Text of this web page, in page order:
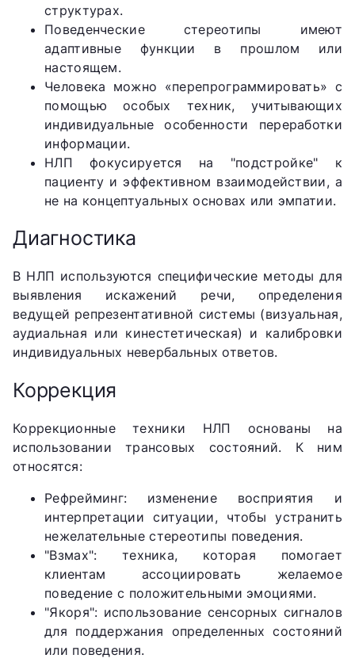
структурах.
Поведенческие стереотипы имеют
адаптивные функции в прошлом или
настоящем.
Человека можно «перепрограммировать» с
помощью особых техник, учитывающих
индивидуальные особенности переработки
информации.
НЛП фокусируется на "подстройке" к
пациенту и эффективном взаимодействии, а
не на концептуальных основах или эмпатии.
Диагностика
В НЛП используются специфические методы для
выявления искажений речи, определения
ведущей репрезентативной системы (визуальная,
аудиальная или кинестетическая) и калибровки
индивидуальных невербальных ответов.
Коррекция
Коррекционные техники НЛП основаны на
использовании трансовых состояний. К ним
относятся:
Рефрейминг: изменение восприятия и
интерпретации ситуации, чтобы устранить
нежелательные стереотипы поведения.
"Взмах": техника, которая помогает
клиентам ассоциировать желаемое
поведение с положительными эмоциями.
"Якоря": использование сенсорных сигналов
для поддержания определенных состояний
или поведения.